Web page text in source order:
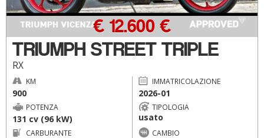
TRIUMPH STREET TRIPLE
RX
€ 12.600 €
KM
900
IMMATRICOLAZIONE
2026-01
POTENZA
131 cv (96 kW)
TIPOLOGIA
usato
CARBURANTE CAMBIO